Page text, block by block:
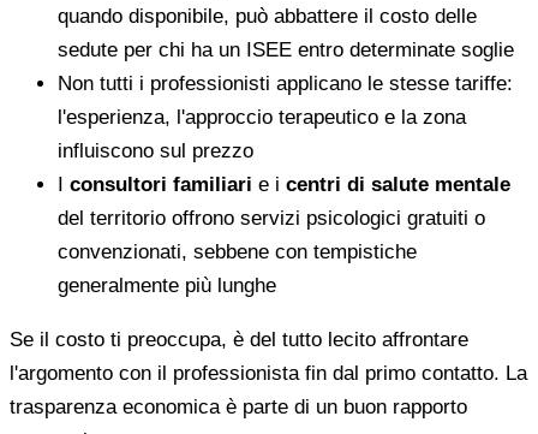
quando disponibile, può abbattere il costo delle
sedute per chi ha un ISEE entro determinate soglie
Non tutti i professionisti applicano le stesse tariffe:
l'esperienza, l'approccio terapeutico e la zona
influiscono sul prezzo
I consultori familiari e i centri di salute mentale
del territorio offrono servizi psicologici gratuiti o
convenzionati, sebbene con tempistiche
generalmente più lunghe
Se il costo ti preoccupa, è del tutto lecito affrontare
l'argomento con il professionista fin dal primo contatto. La
trasparenza economica è parte di un buon rapporto